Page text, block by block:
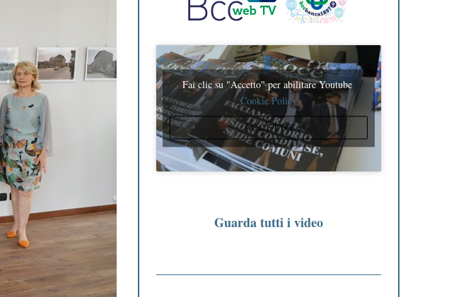
Fai clic su "Accetto" per abilitare Youtube
Cookie Policy
ACCETTO
Guarda tutti i video